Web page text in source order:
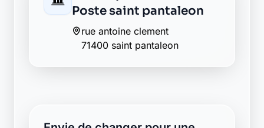
Poste saint pantaleon
rue antoine clement
71400 saint pantaleon